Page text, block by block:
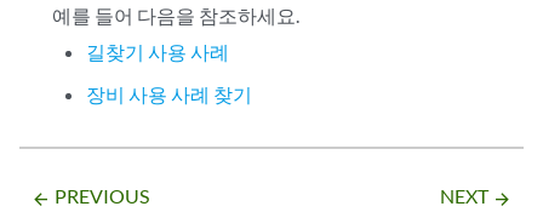
예를 들어 다음을 참조하세요.
길찾기 사용 사례
장비 사용 사례 찾기
arrow_backward PREVIOUS NEXT arrow_forward